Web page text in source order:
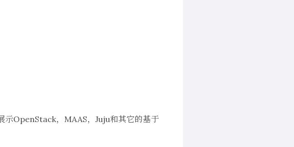
示OpenStack， MAAS， Juju和其它的基于